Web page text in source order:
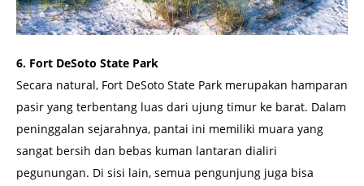
6. Fort DeSoto State Park
Secara natural, Fort DeSoto State Park merupakan hamparan
pasir yang terbentang luas dari ujung timur ke barat. Dalam
peninggalan sejarahnya, pantai ini memiliki muara yang
sangat bersih dan bebas kuman lantaran dialiri
pegunungan. Di sisi lain, semua pengunjung juga bisa